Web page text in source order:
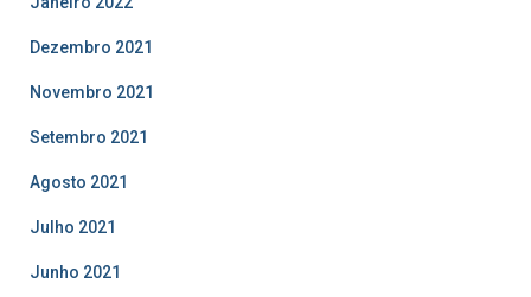
Dezembro 2021
Novembro 2021
Setembro 2021
Agosto 2021
Julho 2021
Junho 2021